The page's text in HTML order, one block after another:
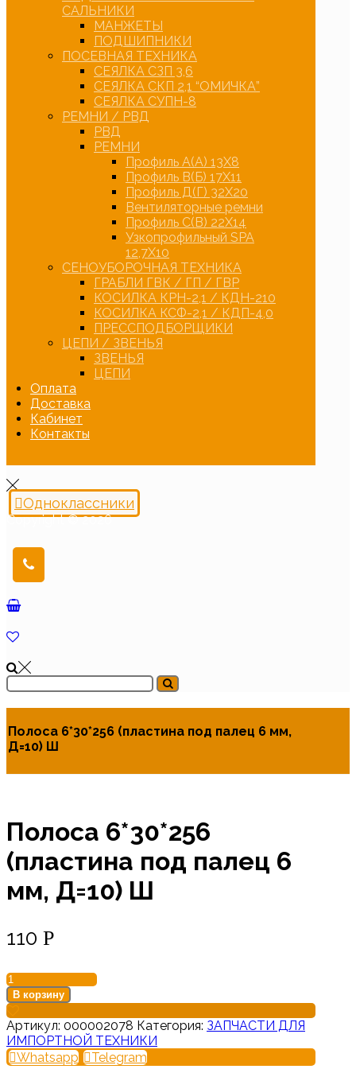
САЛЬНИКИ
МАНЖЕТЫ
ПОДШИПНИКИ
ПОСЕВНАЯ ТЕХНИКА
СЕЯЛКА СЗП 3,6
СЕЯЛКА СКП 2,1 “ОМИЧКА”
СЕЯЛКА СУПН-8
РЕМНИ / РВД
РВД
РЕМНИ
Профиль А(А) 13Х8
Профиль В(Б) 17Х11
Профиль Д(Г) 32Х20
Вентиляторные ремни
Профиль С(В) 22Х14
Узкопрофильный SPA
12,7Х10
СЕНОУБОРОЧНАЯ ТЕХНИКА
ГРАБЛИ ГВК / ГП / ГВР
КОСИЛКА КРН-2,1 / КДН-210
КОСИЛКА КСФ-2,1 / КДП-4,0
ПРЕССПОДБОРЩИКИ
ЦЕПИ / ЗВЕНЬЯ
ЗВЕНЬЯ
ЦЕПИ
Оплата
Доставка
Кабинет
Контакты
Одноклассники
Copyright © 2026
Полоса 6*30*256 (пластина под палец 6 мм,
Д=10) Ш
Полоса 6*30*256
(пластина под палец 6
мм, Д=10) Ш
110 Р
Количество
товара
Полоса
6*30*256
(пластина
под
В корзину
Артикул: 000002078 Категория: ЗАПЧАСТИ ДЛЯ
ИМПОРТНОЙ ТЕХНИКИ
Whatsapp
Telegram